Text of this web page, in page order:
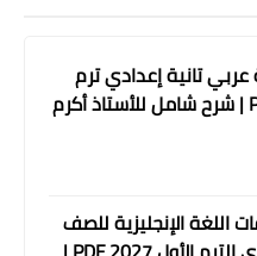
تانية إعدادي ترم
أول 2027 PDF | شرح شامل للأستاذ أكرم
اللغة الإنجليزية للصف